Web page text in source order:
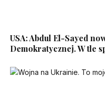
USA: Abdul El-Sayed
Demokratycznej. W tle